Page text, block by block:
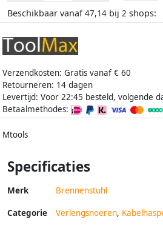
Beschikbaar vanaf47,14 bij 2 shops:
Verzendkosten: Gratis vanaf € 60
Retourneren: 14 dagen
Levertijd: Voor 22:45 besteld, volgende
Betaalmethodes:
Mtools
Specificaties
Merk Brennenstuhl
Categorie Verlengsnoeren,